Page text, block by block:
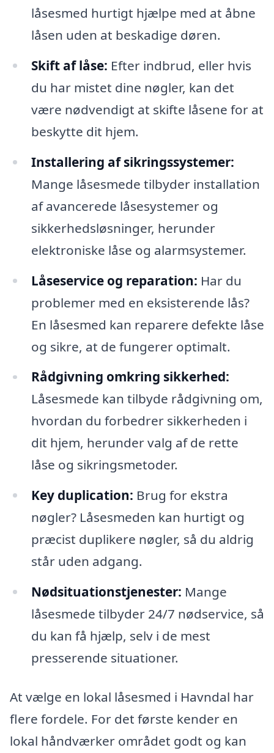
låsesmed hurtigt hjælpe med at åbne
låsen uden at beskadige døren.
Skift af låse: Efter indbrud, eller hvis
du har mistet dine nøgler, kan det
være nødvendigt at skifte låsene for at
beskytte dit hjem.
Installering af sikringssystemer:
Mange låsesmede tilbyder installation
af avancerede låsesystemer og
sikkerhedsløsninger, herunder
elektroniske låse og alarmsystemer.
Låseservice og reparation: Har du
problemer med en eksisterende lås?
En låsesmed kan reparere defekte låse
og sikre, at de fungerer optimalt.
Rådgivning omkring sikkerhed:
Låsesmede kan tilbyde rådgivning om,
hvordan du forbedrer sikkerheden i
dit hjem, herunder valg af de rette
låse og sikringsmetoder.
Key duplication: Brug for ekstra
nøgler? Låsesmeden kan hurtigt og
præcist duplikere nøgler, så du aldrig
står uden adgang.
Nødsituationstjenester: Mange
låsesmede tilbyder 24/7 nødservice, så
du kan få hjælp, selv i de mest
presserende situationer.
At vælge en lokal låsesmed i Havndal har
flere fordele. For det første kender en
lokal håndværker området godt og kan